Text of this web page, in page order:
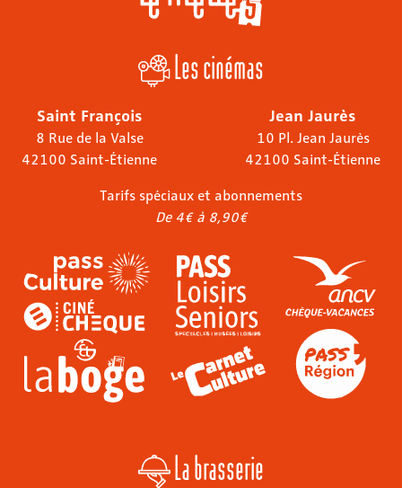
Les cinémas
Saint François
8 Rue de la Valse
42100 Saint-Étienne
Jean Jaurès
10 Pl. Jean Jaurès
42100 Saint-Étienne
Tarifs spéciaux et abonnements
De 4€ à 8,90€
La brasserie